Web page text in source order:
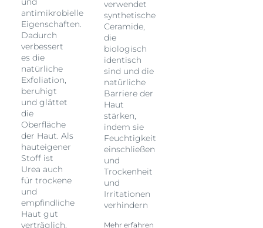
antimikrobielle
Eigenschaften.
Dadurch
verbessert
es die
natürliche
Exfoliation,
beruhigt
und glättet
die
Oberfläche
der Haut. Als
hauteigener
Stoff ist
Urea auch
für trockene
und
empfindliche
Haut gut
verträglich.
verwendet
synthetische
Ceramide,
die
biologisch
identisch
sind und die
natürliche
Barriere der
Haut
stärken,
indem sie
Feuchtigkeit
einschließen
und
Trockenheit
und
Irritationen
verhindern
Mehr erfahren